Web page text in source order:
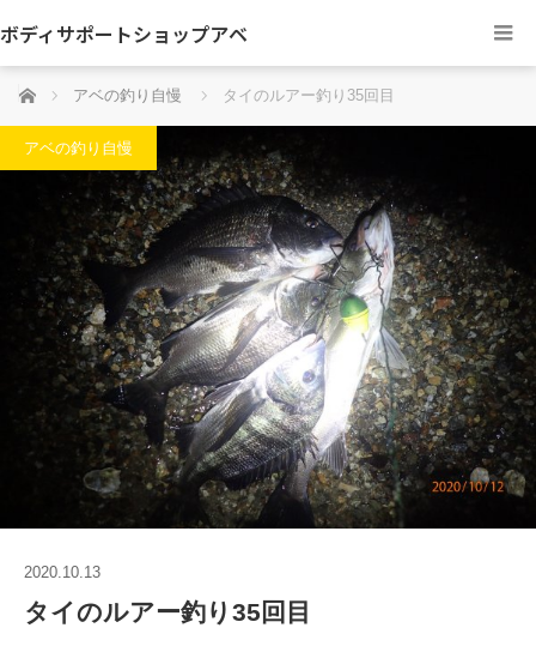
ボディサポートショップアベ
ホーム アベの釣り自慢 タイのルアー釣り35回目
アベの釣り自慢
2020.10.13
タイのルアー釣り35回目